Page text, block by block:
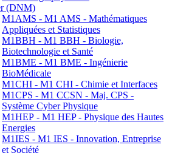
(DNM)
M1AMS - M1 AMS - Mathématiques
Appliquées et Statistiques
M1BBH - M1 BBH - Biologie,
Biotechnologie et Santé
M1BME - M1 BME - Ingénierie
BioMédicale
M1CHI - M1 CHI - Chimie et Interfaces
M1CPS - M1 CCSN - Maj. CPS -
Système Cyber Physique
M1HEP - M1 HEP - Physique des Hautes
Energies
M1IES - M1 IES - Innovation, Entreprise
et Société